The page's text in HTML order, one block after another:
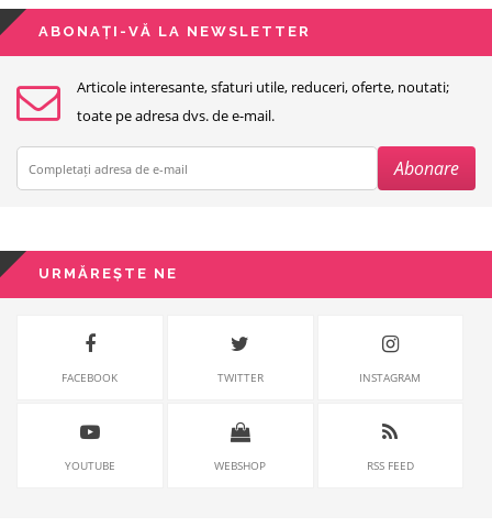
ABONAȚI-VĂ LA NEWSLETTER
Articole interesante, sfaturi utile, reduceri, oferte, noutati;
toate pe adresa dvs. de e-mail.
URMĂREȘTE NE
FACEBOOK TWITTER INSTAGRAM
YOUTUBE WEBSHOP RSS FEED